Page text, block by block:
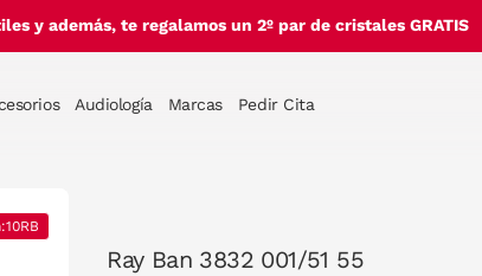
y además, te regalamos un 2º par de cristales GRATIS
Audiología Marcas Pedir Cita
Ray Ban 3832 001/51 55